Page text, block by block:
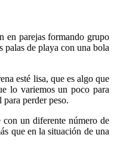
en parejas formando grupo
de playa con una bola
esté lisa, que es algo que
lo variemos un poco para
perder peso.
con un diferente número de
que en la situación de una